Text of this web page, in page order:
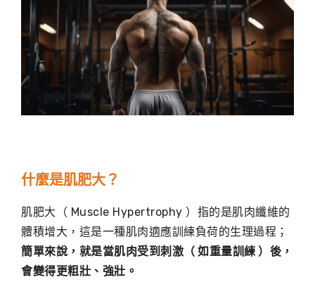
什麼是肌肥大？
肌肥大（ Muscle Hypertrophy ）指的是肌肉纖維的
體積增大，這是一種肌肉適應訓練負荷的生理過程；
簡單來說，就是當肌肉受到刺激（ 如重量訓練 ）後，
會變得更粗壯、強壯。